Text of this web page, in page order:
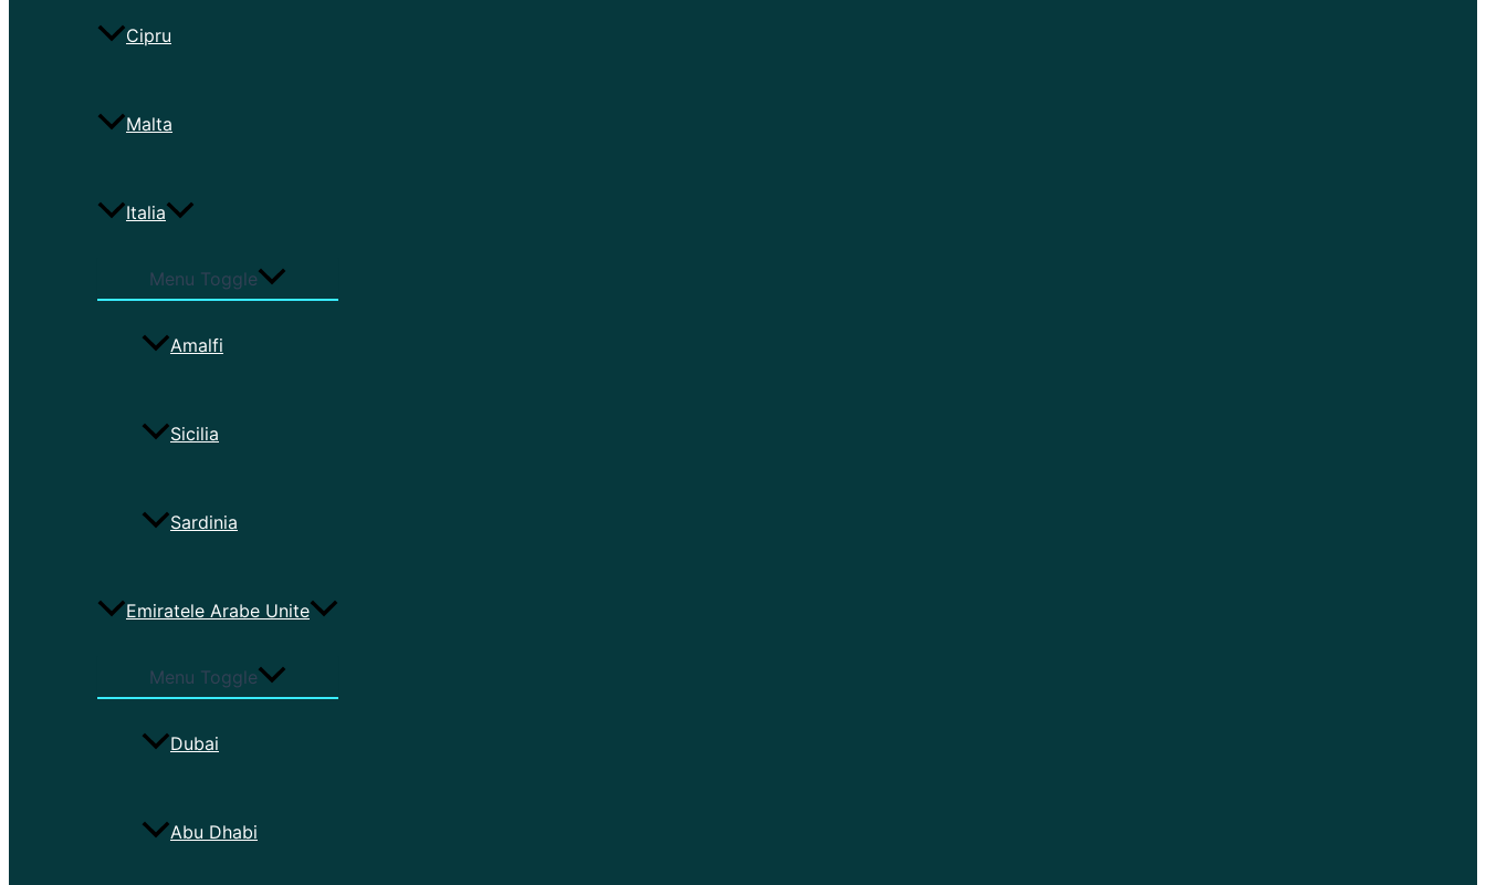
Cipru
Malta
Italia
Menu Toggle
Amalfi
Sicilia
Sardinia
Emiratele Arabe Unite
Menu Toggle
Dubai
Abu Dhabi